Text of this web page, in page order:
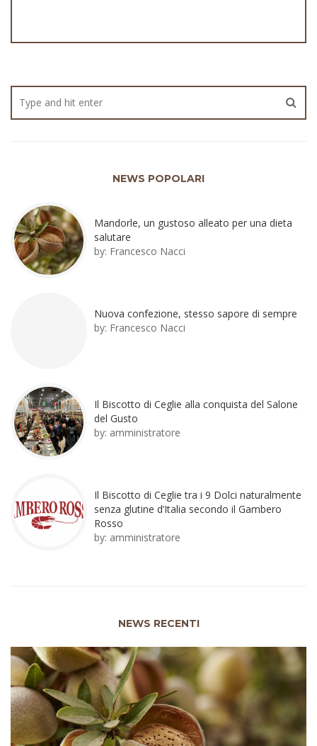
NEWS POPOLARI
Mandorle, un gustoso alleato per una dieta
salutare
by: Francesco Nacci
Nuova confezione, stesso sapore di sempre
by: Francesco Nacci
Il Biscotto di Ceglie alla conquista del Salone
del Gusto
by: amministratore
Il Biscotto di Ceglie tra i 9 Dolci naturalmente
senza glutine d’Italia secondo il Gambero
Rosso
by: amministratore
NEWS RECENTI